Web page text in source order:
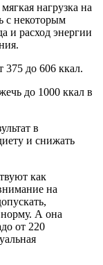
нагрузка на
с некоторым
и расход энергии
375 до 606 ккал.
до 1000 ккал в
в
и снижать
как
на
А она
от 220